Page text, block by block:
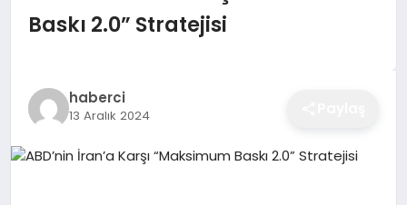
İZMIR HABERLERI
EĞITIM
Baskı 2.0” Stratejisi
haberci
13 Aralık 2024